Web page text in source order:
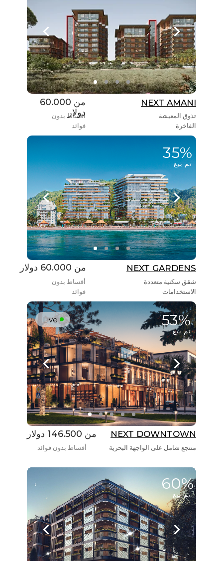
NEXT AMANI
تذوق المعيشة
الفاخرة
NEXT GARDENS
شقق سكنية متعددة
الاستخدامات
NEXT DOWNTOWN
منتجع شامل على الواجهة البحرية
من 60.000
دولار
أقساط بدون
فوائد
من 60.000 دولار
أقساط بدون
فوائد
من 146.500 دولار
أقساط بدون فوائد
35%
تم بيع
53%
تم بيع
60%
تم بيع
Live